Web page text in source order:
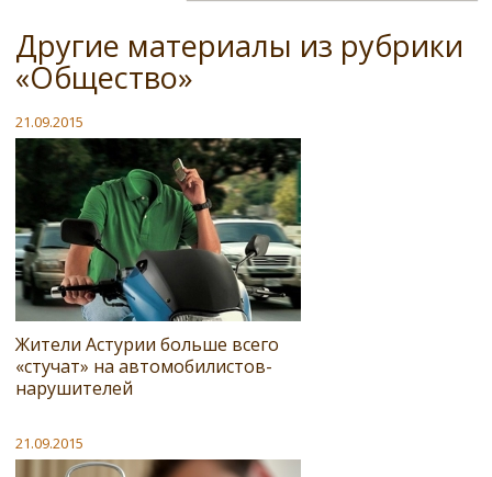
Другие материалы из рубрики
«Общество»
21.09.2015
Жители Астурии больше всего
«стучат» на автомобилистов-
нарушителей
21.09.2015